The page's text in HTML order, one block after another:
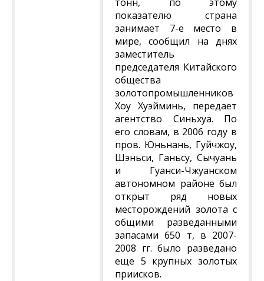
показателю страна
занимает 7-е место в
мире, сообщил на днях
заместитель
председателя Китайского
общества
золотопромышленников
Хоу Хуэйминь, передает
агентство Синьхуа. По
его словам, в 2006 году в
пров. Юньнань, Гуйчжоу,
Шэньси, Ганьсу, Сычуань
и Гуанси-Чжуанском
автономном районе был
открыт ряд новых
месторождений золота с
общими разведанными
запасами 650 т, в 2007-
2008 гг. было разведано
еще 5 крупных золотых
приисков.